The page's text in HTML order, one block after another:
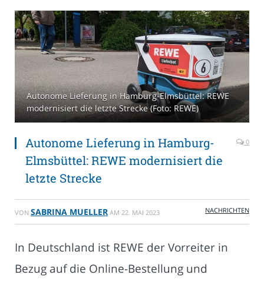
Autonome Lieferung in Hamburg-Elmsbüttel: REWE
modernisiert die letzte Strecke (Foto: REWE)
Autonome Lieferung in Hamburg-
Elmsbüttel: REWE modernisiert die
letzte Strecke
0
VON SABRINA MUELLER AM 22. MAI 2023 NACHRICHTEN
In Deutschland ist REWE der Vorreiter in
Bezug auf die Online-Bestellung und